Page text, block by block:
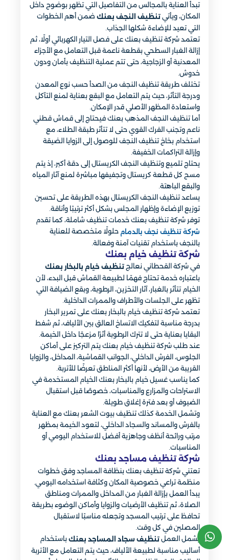
تبدأ العناية بالمجالس من التفاصيل التي تظهر بوضوح داخل
المكان، ويأتي تنظيف النجف بعنك ضمن أهم الخطوات
التي تعيد للإضاءة شكلها الجذاب.
تعتمد شركة تنظيف بعنك على فصل التيار الكهربائي أولًا، ثم
إزالة الغبار السطحي بقطعة ناعمة قبل التعامل مع الأجزاء
المعدنية أو الزجاجية، حتى تتم عملية التنظيف بأمان ودون
خدوش.
تختلف طريقة تنظيف النجف من الصدأ حسب نوع المعدن
ودرجة التأثر، حيث يتم التعامل مع البقع بعناية لمنع التآكل
واستعادة المظهر الأصلي قدر الإمكان.
أما تنظيف النجف المذهب بعنك فيحتاج إلى قماش قطني
ناعم وتجنب الفرك القوي حتى لا تتأثر طبقة الطلاء، مع
استخدام بخاخ تنظيف النجف للوصول إلى الزوايا الضيقة
وإزالة التراكمات الخفيفة.
يحتاج تلميع وتنظيف النجف الكريستال إلى دقة أكبر، إذ يتم
مسح كل قطعة كريستال وتجفيفها مباشرة لمنع آثار المياه
والبقع الباهتة.
يساعد تنظيف النجف الكريستال بهذه الطريقة على تحسين
توزيع الإضاءة وإظهار المجلس بشكل أكثر ترتيبًا وأناقة.
توفر شركة تنظيف بعنك خدمات تنظيف شاملة، كما تقدم
شركة تنظيف نجف بالدمام حلولًا متخصصة للعناية
بالنجف باستخدام تقنيات آمنة وفعالة.
شركة تنظيف خيام بعنك
في شركة القحطاني نعالج تنظيف خيام بالبخار بعنك
باعتباره خدمة تحتاج فهمًا لطبيعة القماش قبل البدء، لأن
الخيام تتأثر بالغبار، آثار التخزين، الرطوبة، وبقع الضيافة التي
تظهر على الجلسات والأطراف والممرات الداخلية.
تعتمد شركة تنظيف خيام بالبخار بعنك على تمرير البخار
بدرجة مناسبة لتفكيك الاتساخ العالق بين الألياف، ثم شفط
البقايا بعناية حتى لا تترك الرطوبة أثرًا مزعجًا داخل الخيمة.
عند طلب شركة تنظيف خيام بعنك يتم التركيز على أماكن
الجلوس، الفرش الداخلي، الجوانب القماشية، المداخل، والزوايا
القريبة من الأرض، لأنها أكثر المناطق تعرضًا للأتربة.
كما يناسب غسيل خيام بالبخار بعنك الخيام المستخدمة في
الاستراحات والمزارع والمناسبات، خصوصًا قبل استقبال
الضيوف أو بعد فترة إغلاق طويلة.
وتشمل الخدمة كذلك تنظيف بيوت الشعر بعنك مع العناية
بالفرش والمساند والسجاد الداخلي، لتعود الخيمة بمظهر
مرتب ورائحة أنظف وجاهزية أفضل للاستخدام اليومي أو
المناسبات.
شركة تنظيف مساجد بعنك
تعتني شركة تنظيف بعنك بنظافة المساجد وفق خطوات
منظمة تراعي خصوصية المكان وكثافة استخدامه اليومي.
يبدأ العمل بإزالة الغبار من المداخل والممرات ومناطق
الصلاة، ثم تنظيف الأرضيات والزوايا وأماكن الوضوء بطريقة
تحافظ على ترتيب المسجد وتجعله مناسبًا لاستقبال
المصلين في كل وقت.
يشمل العمل تنظيف سجاد المساجد بعنك باستخدام
أساليب مناسبة لطبيعة الألياف، حيث يتم التعامل مع الأتربة